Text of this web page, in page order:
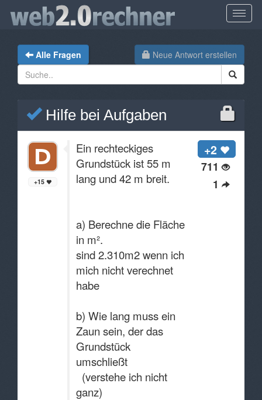
Neue Antwort erstellen
Alle Fragen
Hilfe bei Aufgaben
+2
711
1
+15
Ein rechteckiges
Grundstück ist 55 m
lang und 42 m breit.
a) Berechne die Fläche
in m².
sind 2.310m2 wenn ich
mich nicht verechnet
habe
b) Wie lang muss ein
Zaun sein, der das
Grundstück
umschließt
(verstehe ich nicht
ganz)